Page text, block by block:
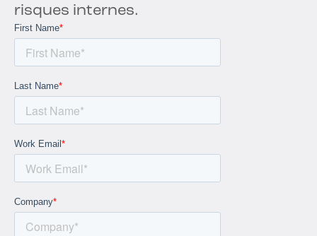
risques internes.